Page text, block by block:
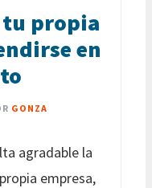
tu propia
en
GONZA
agradable la
empresa,